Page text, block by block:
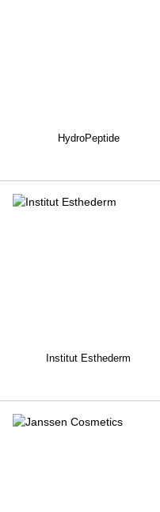
HydroPeptide
Institut Esthederm